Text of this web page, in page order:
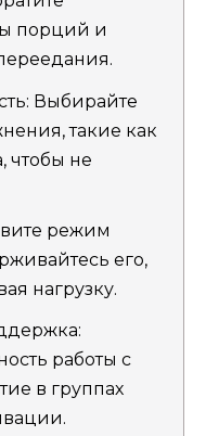
порций и
Выбирайте
такие как
чтобы не
режим
его,
нагрузку.
работы с
в группах